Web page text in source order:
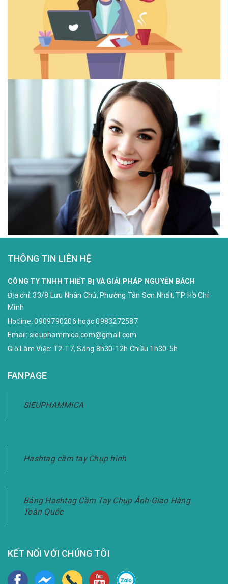
THÔNG TIN LIÊN HỆ
CÔNG TY TNHH THIẾT BỊ VÀ GIẢI PHÁP NGUYỄN BÁCH
Địa chỉ:33/8 Lưu Nhân Chú, Phường Tân Sơn Nhất, TP. Hồ Chí
Minh
Hotline:0909790206 hoặc0983272587
Email: sieuphammica.com@gmail.com
Giờ Làm Việc: T2-T7, Sáng 8h30-12h Chiều 1h30-5h
FANPAGE
SIEUPHAMMICA
Hashtag cầm tay Chụp hình
Bảng Hashtag Cầm Tay Chụp Ảnh-Giao Hàng
Toàn Quốc
KẾT NỐI VỚI CHÚNG TÔI